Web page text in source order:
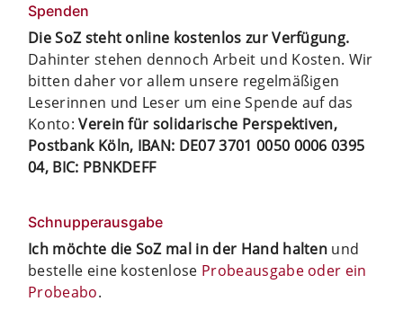
Spenden
Die SoZ steht online kostenlos zur Verfügung.
Dahinter stehen dennoch Arbeit und Kosten. Wir
bitten daher vor allem unsere regelmäßigen
Leserinnen und Leser um eine Spende auf das
Konto:Verein für solidarische Perspektiven,
Postbank Köln, IBAN: DE07 3701 0050 0006 0395
04, BIC: PBNKDEFF
Schnupperausgabe
Ich möchte die SoZ mal in der Hand halten und
bestelle eine kostenlose Probeausgabe oder ein
Probeabo.